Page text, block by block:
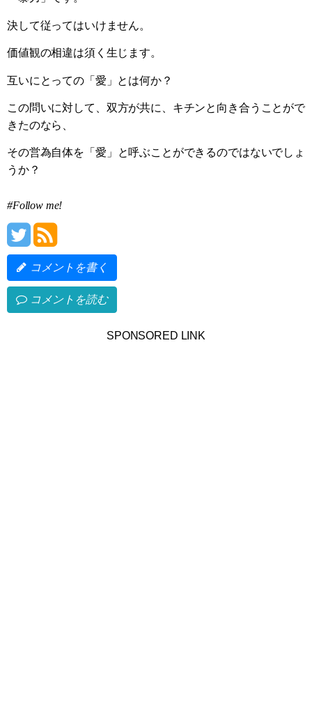
決して従ってはいけません。
価値観の相違は須く生じます。
互いにとっての「愛」とは何か？
この問いに対して、双方が共に、キチンと向き合うことがで
きたのなら、
その営為自体を「愛」と呼ぶことができるのではないでしょ
うか？
#Follow me!
コメントを書く
コメントを読む
SPONSORED LINK